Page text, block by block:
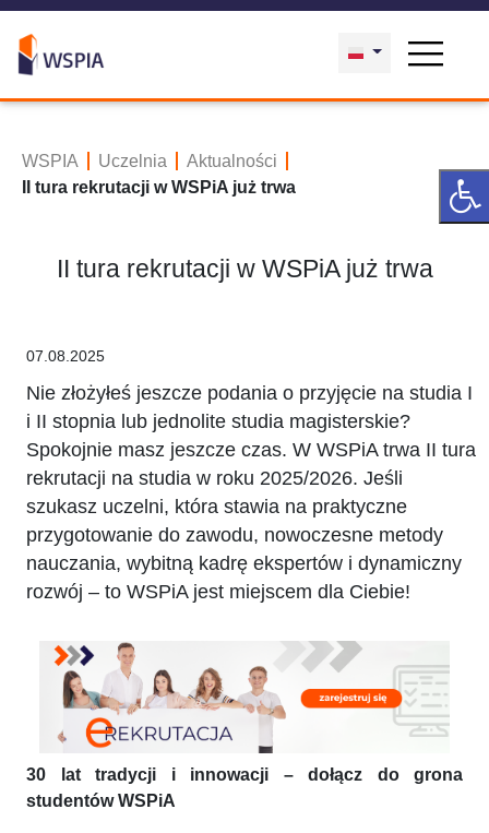
WSPIA Uczelnia
Aktualności
II tura rekrutacji w WSPiA już trwa
II tura rekrutacji w WSPiA już trwa
07.08.2025
Nie złożyłeś jeszcze podania o przyjęcie na studia I
i II stopnia lub jednolite studia magisterskie?
Spokojnie masz jeszcze czas. W WSPiA trwa II tura
rekrutacji na studia w roku 2025/2026. Jeśli
szukasz uczelni, która stawia na praktyczne
przygotowanie do zawodu, nowoczesne metody
nauczania, wybitną kadrę ekspertów i dynamiczny
rozwój – to WSPiA jest miejscem dla Ciebie!
30 lat tradycji i innowacji – dołącz do grona
studentów WSPiA